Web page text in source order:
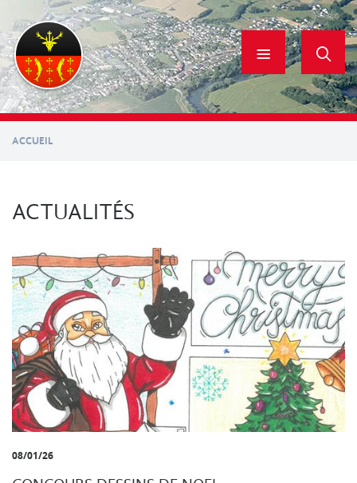
contenu
principal
ACCUEIL
ACTUALITÉS
08/01/26